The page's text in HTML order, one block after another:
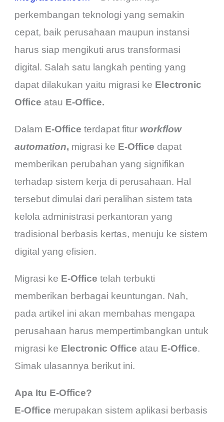
perkembangan teknologi yang semakin
cepat, baik perusahaan maupun instansi
harus siap mengikuti arus transformasi
digital. Salah satu langkah penting yang
dapat dilakukan yaitu migrasi ke Electronic
Office atau E-Office.
Dalam E-Officeterdapat fitur workflow
automation, migrasi ke E-Office dapat
memberikan perubahan yang signifikan
terhadap sistem kerja di perusahaan. Hal
tersebut dimulai dari peralihan sistem tata
kelola administrasi perkantoran yang
tradisional berbasis kertas, menuju ke sistem
digital yang efisien.
Migrasi ke E-Office telah terbukti
memberikan berbagai keuntungan. Nah,
pada artikel ini akan membahas mengapa
perusahaan harus mempertimbangkan untuk
migrasi ke Electronic Office atau E-Office.
Simak ulasannya berikut ini.
Apa Itu E-Office?
E-Office merupakan sistem aplikasi berbasis